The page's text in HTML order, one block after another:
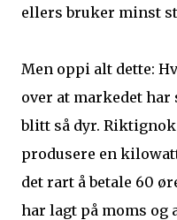
ellers bruker minst
Men oppi alt dette:
over at markedet
blitt så dyr. Riktignok
produsere en
det rart å betale 60
har lagt på moms og